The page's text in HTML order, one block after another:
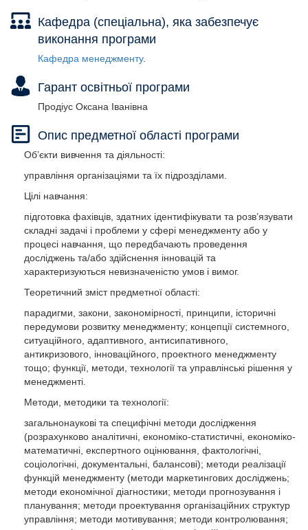
Кафедра (спеціальна), яка забезпечує
виконання програми
Кафедра менеджменту
Гарант освітньої програми
Продіус Оксана Іванівна
Опис предметної області програми
Об’єкти вивчення та діяльності:
управління організаціями та їх підрозділами.
Цілі навчання:
підготовка фахівців, здатних ідентифікувати та розв’язувати
складні задачі і проблеми у сфері менеджменту або у
процесі навчання, що передбачають проведення
досліджень та/або здійснення інновацій та
характеризуються невизначеністю умов і вимог.
Теоретичний зміст предметної області:
парадигми, закони, закономірності, принципи, історичні
передумови розвитку менеджменту; концепції системного,
ситуаційного, адаптивного, антисипативного,
антикризового, інноваційного, проектного менеджменту
тощо; функції, методи, технології та управлінські рішення у
менеджменті.
Методи, методики та технології:
загальнонаукові та специфічні методи дослідження
(розрахунково аналітичні, економіко-статистичні, економіко-
математичні, експертного оцінювання, фактологічні,
соціологічні, документальні, балансові); методи реалізації
функцій менеджменту (методи маркетингових досліджень;
методи економічної діагностики; методи прогнозування і
планування; методи проектування організаційних структур
управління; методи мотивування; методи контролювання;